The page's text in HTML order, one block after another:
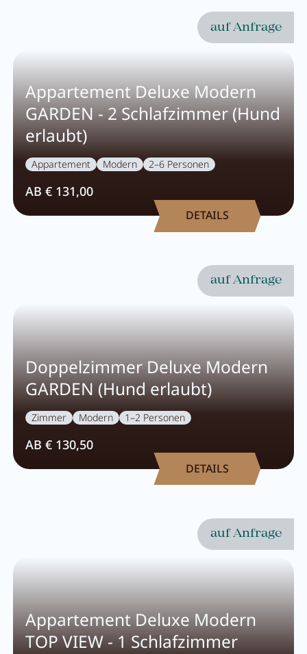
AQUAlpin
SPAlpin
Behandlungen
Lounge
Tischreservierung
Take Away
Speisekarte
Winter
Aktivprogramm
Appartement Deluxe Modern
GARDEN - 2 Schlafzimmer (Hund
erlaubt)
auf Anfrage
Appartement Modern 2–6 Personen
AB € 131,00
DETAILS
Doppelzimmer Deluxe Modern
GARDEN (Hund erlaubt)
auf Anfrage
Zimmer Modern 1–2 Personen
AB € 130,50
DETAILS
Appartement Deluxe Modern
TOP VIEW - 1 Schlafzimmer
auf Anfrage